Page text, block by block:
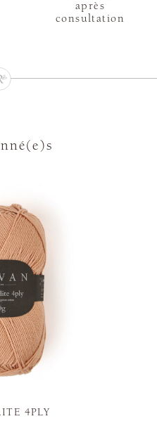
après
consultation
4PLY